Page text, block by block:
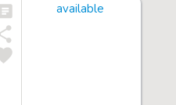
available